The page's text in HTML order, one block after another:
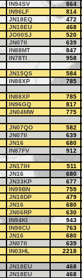
IN94SV 864
IN96LF 814
JN18EQ 472
JN18EU 468
JO00SJ 520
JN07II 639
IN88MT 847
IN78TI 958
JN15QS 584
IN88XP 785
IN88XP 785
IN96GQ 817
JN04MW 775
JN07QO 582
JN07II 639
JN16 680
IN87FV 912
JN17IH 511
JN16 680
JN33KP 677
IN99BN 759
JN18DP 479
JN16 680
JN06RP 630
IN94KI 943
IN98CU 763
JN16 680
JN07II 639
IN03HL 2218
JN18EU 468
JN18EU 468